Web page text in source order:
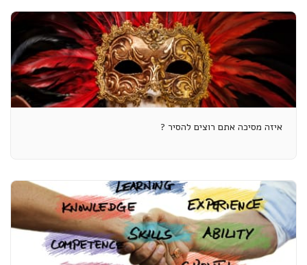
איזה מסיכה אתם רוצים להסיר ?